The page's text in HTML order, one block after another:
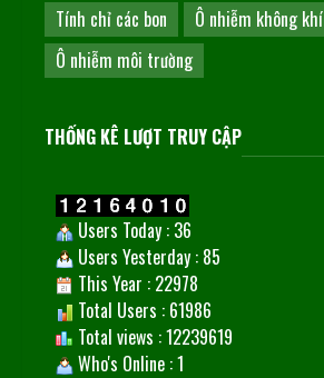
Tính chỉ các bon
Ô nhiễm không khí
Ô nhiễm môi trường
THỐNG KÊ LƯỢT TRUY CẬP
Users Today : 36
Users Yesterday : 85
This Year : 22978
Total Users : 61986
Total views : 12239619
Who's Online : 1